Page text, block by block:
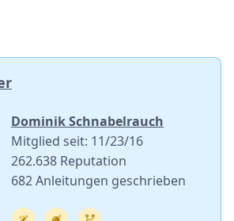
Dominik Schnabelrauch
Mitglied seit: 11/23/16
262.638 Reputation
682 Anleitungen geschrieben